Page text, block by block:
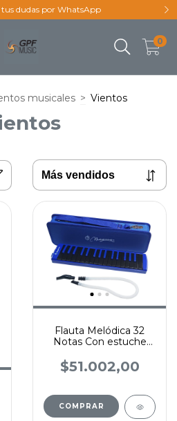
tus dudas por WhatsApp
0
musicales > Vientos
Flauta Melódica 32
Notas Con estuche
$51.002,00
COMPRAR